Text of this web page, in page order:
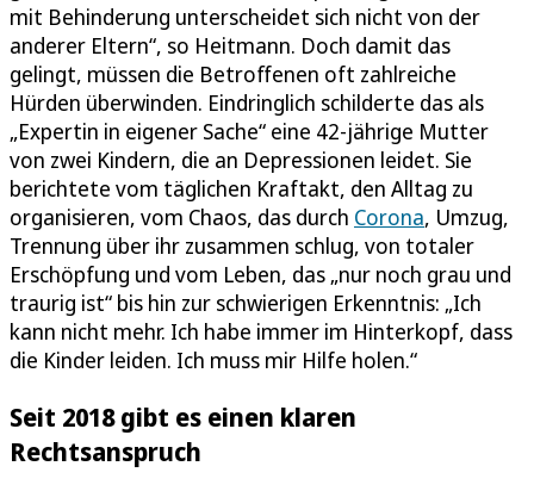
mit Behinderung unterscheidet sich nicht von der
anderer Eltern“, so Heitmann. Doch damit das
gelingt, müssen die Betroffenen oft zahlreiche
Hürden überwinden. Eindringlich schilderte das als
„Expertin in eigener Sache“ eine 42-jährige Mutter
von zwei Kindern, die an Depressionen leidet. Sie
berichtete vom täglichen Kraftakt, den Alltag zu
organisieren, vom Chaos, das durch Corona, Umzug,
Trennung über ihr zusammen schlug, von totaler
Erschöpfung und vom Leben, das „nur noch grau und
traurig ist“ bis hin zur schwierigen Erkenntnis: „Ich
kann nicht mehr. Ich habe immer im Hinterkopf, dass
die Kinder leiden. Ich muss mir Hilfe holen.“
Seit 2018 gibt es einen klaren
Rechtsanspruch